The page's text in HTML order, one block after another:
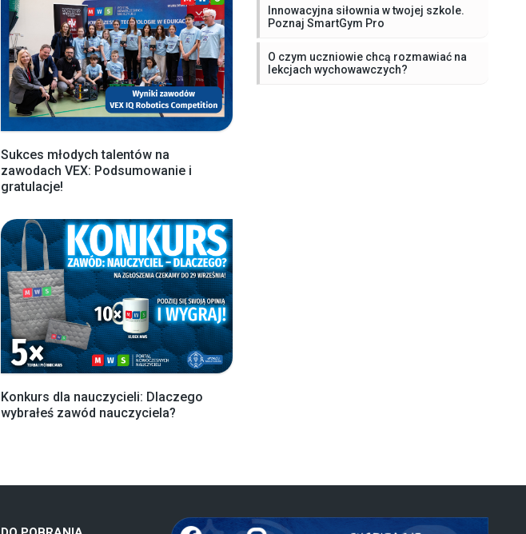
Sukces młodych talentów na
zawodach VEX: Podsumowanie i
gratulacje!
Konkurs dla nauczycieli: Dlaczego
wybrałeś zawód nauczyciela?
Innowacyjna siłownia w twojej szkole.
Poznaj SmartGym Pro
O czym uczniowie chcą rozmawiać na
lekcjach wychowawczych?